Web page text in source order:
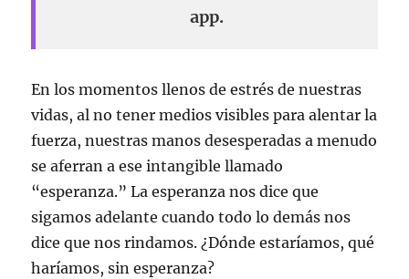
app.
En los momentos llenos de estrés de nuestras
vidas, al no tener medios visibles para alentar la
fuerza, nuestras manos desesperadas a menudo
se aferran a ese intangible llamado
“esperanza.” La esperanza nos dice que
sigamos adelante cuando todo lo demás nos
dice que nos rindamos. ¿Dónde estaríamos, qué
haríamos, sin esperanza?